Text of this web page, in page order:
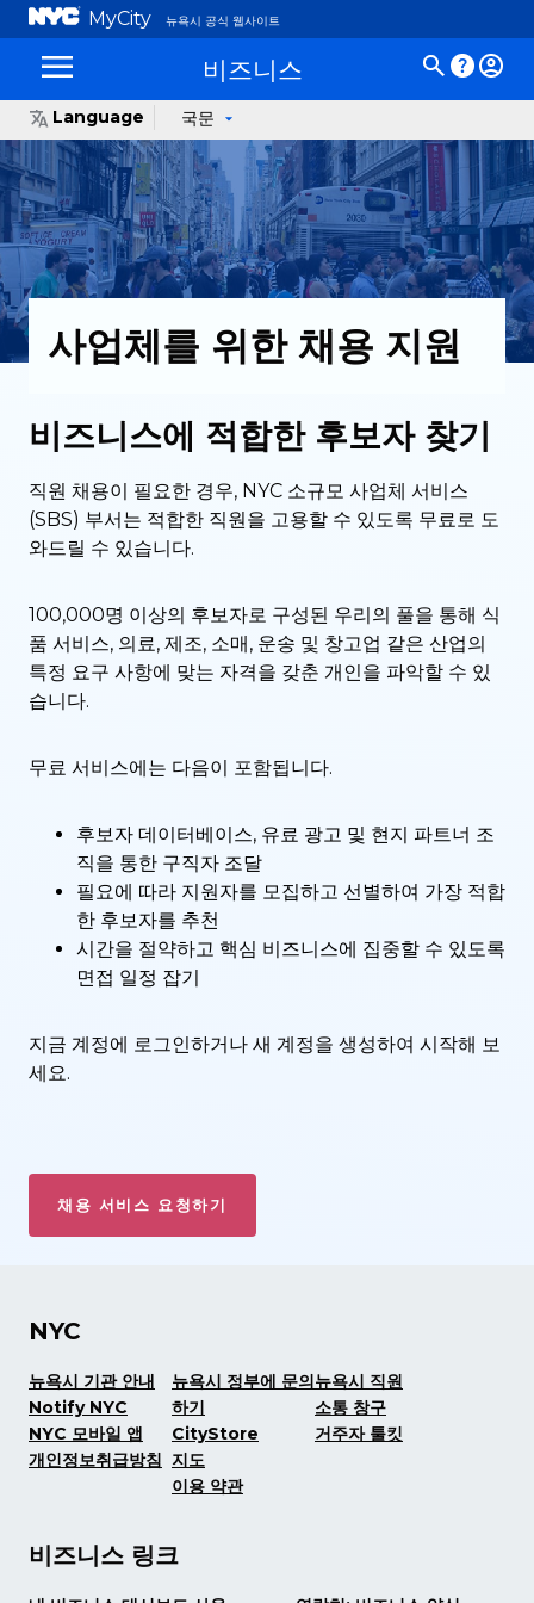
MyCity 뉴욕시 공식 웹사이트
비즈니스
Language 국문
사업체를 위한 채용 지원
비즈니스에 적합한 후보자 찾기
직원 채용이 필요한 경우, NYC 소규모 사업체 서비스
(SBS) 부서는 적합한 직원을 고용할 수 있도록 무료로 도
와드릴 수 있습니다.
100,000명 이상의 후보자로 구성된 우리의 풀을 통해 식
품 서비스, 의료, 제조, 소매, 운송 및 창고업 같은 산업의
특정 요구 사항에 맞는 자격을 갖춘 개인을 파악할 수 있
습니다.
무료 서비스에는 다음이 포함됩니다.
후보자 데이터베이스, 유료 광고 및 현지 파트너 조
직을 통한 구직자 조달
필요에 따라 지원자를 모집하고 선별하여 가장 적합
한 후보자를 추천
시간을 절약하고 핵심 비즈니스에 집중할 수 있도록
면접 일정 잡기
지금 계정에 로그인하거나 새 계정을 생성하여 시작해 보
세요.
채용 서비스 요청하기
NYC
뉴욕시 기관 안내
Notify NYC
NYC 모바일 앱
개인정보취급방침
뉴욕시 정부에 문의
하기
CityStore
지도
이용 약관
뉴욕시 직원
소통 창구
거주자 툴킷
비즈니스 링크